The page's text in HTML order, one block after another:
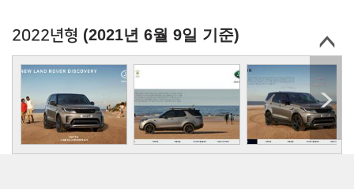
2022년형 (2021년 6월 9일 기준)